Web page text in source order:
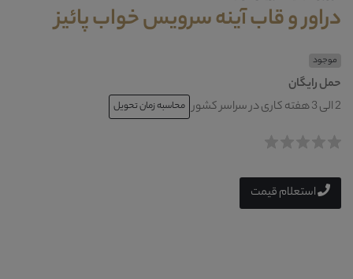
دراور و قاب آینه سرویس خواب پائیز
موجود
حمل رایگان
2 الی 3 هفته کاری در سراسر کشور
محاسبه زمان تحویل
استعلام قیمت